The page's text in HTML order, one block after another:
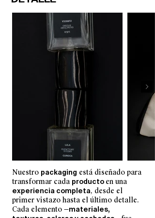
Nuestro packaging está diseñado para
transformar cada producto en una
experiencia completa, desde el
primer vistazo hasta el último detalle.
Cada elemento —materiales,